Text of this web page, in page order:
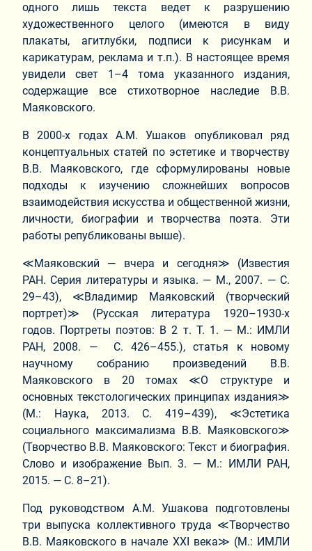
одного лишь текста ведет к разрушению
художественного целого (имеются в виду
плакаты, агитлубки, подписи к рисункам и
карикатурам, реклама и т.п.). В настоящее время
увидели свет 1–4 тома указанного издания,
содержащие все стихотворное наследие В.В.
Маяковского.
В 2000-х годах А.М. Ушаков опубликовал ряд
концептуальных статей по эстетике и творчеству
В.В. Маяковского, где сформулированы новые
подходы к изучению сложнейших вопросов
взаимодействия искусства и общественной жизни,
личности, биографии и творчества поэта. Эти
работы републикованы выше).
≪Маяковский — вчера и сегодня≫ (Известия
РАН. Серия литературы и языка. — М., 2007. — С.
29–43), ≪Владимир Маяковский (творческий
портрет)≫ (Русская литература 1920–1930-х
годов. Портреты поэтов: В 2 т. Т. 1. — М.: ИМЛИ
РАН, 2008. — С. 426–455.), статья к новому
научному собранию произведений В.В.
Маяковского в 20 томах ≪О структуре и
основных текстологических принципах издания≫
(М.: Наука, 2013. С. 419–439), ≪Эстетика
социального максимализма В.В. Маяковского≫
(Творчество В.В. Маяковского: Текст и биография.
Слово и изображение Вып. 3. — М.: ИМЛИ РАН,
2015. — С. 8–21).
Под руководством А.М. Ушакова подготовлены
три выпуска коллективного труда ≪Творчество
В.В. Маяковского в начале XXI века≫ (М.: ИМЛИ